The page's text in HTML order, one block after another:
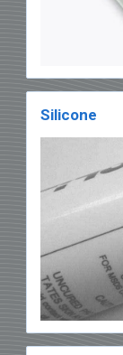
Silicone